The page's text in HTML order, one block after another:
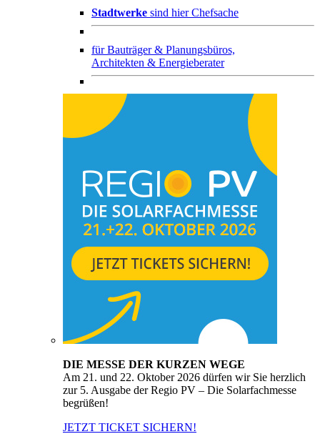
Stadtwerke sind hier Chefsache
fürBauträger & Planungsbüros,
Architekten & Energieberater
DIE MESSE DER KURZEN WEGE
Am 21. und 22. Oktober 2026 dürfen wir Sie herzlich
zur 5. Ausgabe der Regio PV – Die Solarfachmesse
begrüßen!
JETZT TICKET SICHERN!